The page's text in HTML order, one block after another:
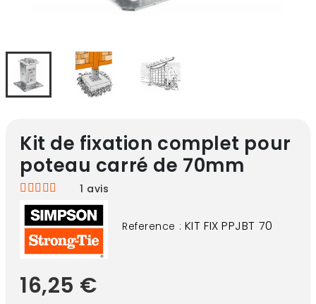
Kit de fixation complet pour
poteau carré de 70mm
1 avis
Reference : KIT FIX PPJBT 70
16,25 €